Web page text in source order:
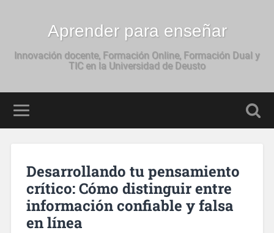
Aprender para enseñar
Innovación docente, Formación Online, Formación Dual y
TIC en la Universidad de Deusto
Desarrollando tu pensamiento
crítico: Cómo distinguir entre
información confiable y falsa
en línea